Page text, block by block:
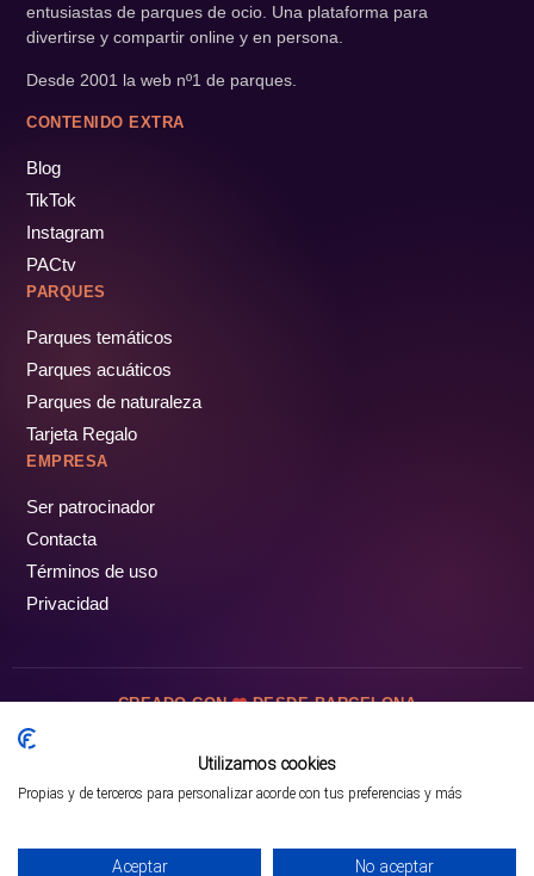
Mejor opción en SATOORDAY
entusiastas de parques de ocio. Una plataforma para
divertirse y compartir online y en persona.
Desde 2001 la web nº1 de parques.
CONTENIDO EXTRA
Blog
TikTok
Instagram
PACtv
PARQUES
Parques temáticos
Parques acuáticos
Parques de naturaleza
Tarjeta Regalo
EMPRESA
Ser patrocinador
Contacta
Términos de uso
Privacidad
CREADO CON DESDE BARCELONA
Utilizamos cookies
Propias y de terceros para personalizar acorde con tus preferencias y más
Aceptar No aceptar